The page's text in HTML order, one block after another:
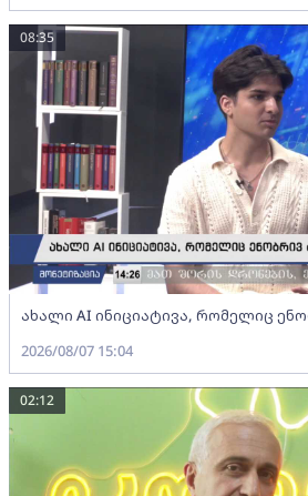
ახალი AI ინიციატივა, რომელიც
08:35
2026/08/07 15:04
02:12